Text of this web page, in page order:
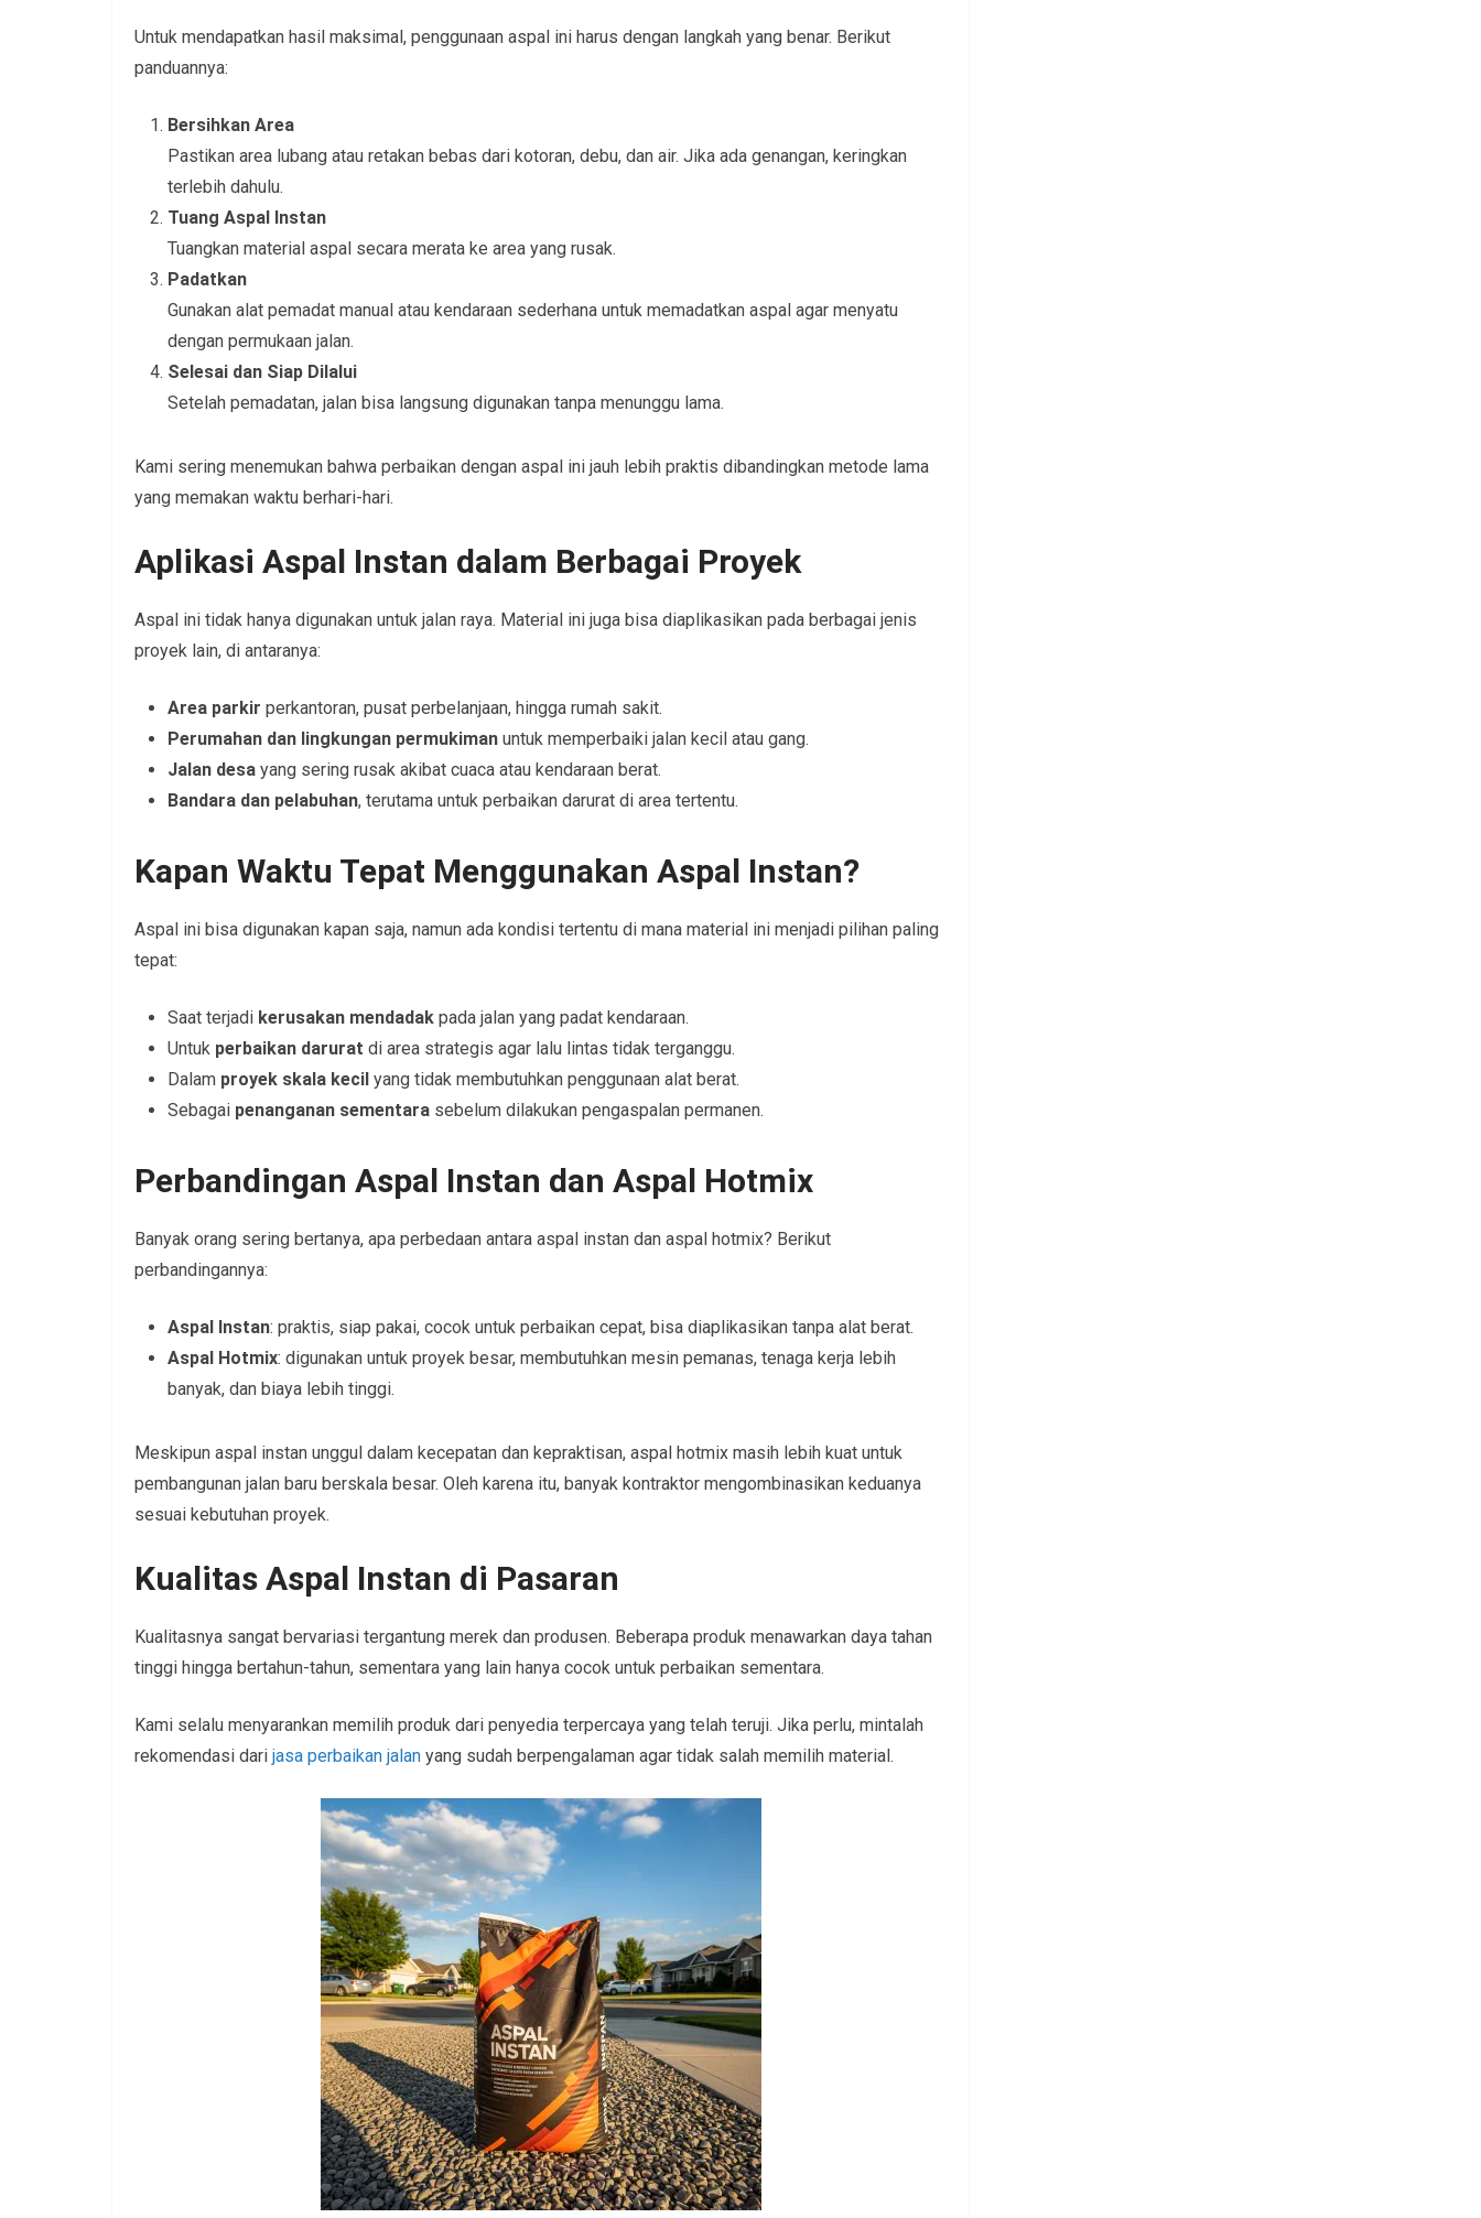
Untuk mendapatkan hasil maksimal, penggunaan aspal ini harus dengan langkah yang benar. Berikut
panduannya:
Bersihkan Area
Pastikan area lubang atau retakan bebas dari kotoran, debu, dan air. Jika ada genangan, keringkan
terlebih dahulu.
Tuang Aspal Instan
Tuangkan material aspal secara merata ke area yang rusak.
Padatkan
Gunakan alat pemadat manual atau kendaraan sederhana untuk memadatkan aspal agar menyatu
dengan permukaan jalan.
Selesai dan Siap Dilalui
Setelah pemadatan, jalan bisa langsung digunakan tanpa menunggu lama.
Kami sering menemukan bahwa perbaikan dengan aspal ini jauh lebih praktis dibandingkan metode lama
yang memakan waktu berhari-hari.
Aplikasi Aspal Instan dalam Berbagai Proyek
Aspal ini tidak hanya digunakan untuk jalan raya. Material ini juga bisa diaplikasikan pada berbagai jenis
proyek lain, di antaranya:
Area parkir perkantoran, pusat perbelanjaan, hingga rumah sakit.
Perumahan dan lingkungan permukiman untuk memperbaiki jalan kecil atau gang.
Jalan desa yang sering rusak akibat cuaca atau kendaraan berat.
Bandara dan pelabuhan, terutama untuk perbaikan darurat di area tertentu.
Kapan Waktu Tepat Menggunakan Aspal Instan?
Aspal ini bisa digunakan kapan saja, namun ada kondisi tertentu di mana material ini menjadi pilihan paling
tepat:
Saat terjadi kerusakan mendadak pada jalan yang padat kendaraan.
Untuk perbaikan darurat di area strategis agar lalu lintas tidak terganggu.
Dalam proyek skala kecil yang tidak membutuhkan penggunaan alat berat.
Sebagai penanganan sementara sebelum dilakukan pengaspalan permanen.
Perbandingan Aspal Instan dan Aspal Hotmix
Banyak orang sering bertanya, apa perbedaan antara aspal instan dan aspal hotmix? Berikut
perbandingannya:
Aspal Instan: praktis, siap pakai, cocok untuk perbaikan cepat, bisa diaplikasikan tanpa alat berat.
Aspal Hotmix: digunakan untuk proyek besar, membutuhkan mesin pemanas, tenaga kerja lebih
banyak, dan biaya lebih tinggi.
Meskipun aspal instan unggul dalam kecepatan dan kepraktisan, aspal hotmix masih lebih kuat untuk
pembangunan jalan baru berskala besar. Oleh karena itu, banyak kontraktor mengombinasikan keduanya
sesuai kebutuhan proyek.
Kualitas Aspal Instan di Pasaran
Kualitasnya sangat bervariasi tergantung merek dan produsen. Beberapa produk menawarkan daya tahan
tinggi hingga bertahun-tahun, sementara yang lain hanya cocok untuk perbaikan sementara.
Kami selalu menyarankan memilih produk dari penyedia terpercaya yang telah teruji. Jika perlu, mintalah
rekomendasi dari jasa perbaikan jalan yang sudah berpengalaman agar tidak salah memilih material.